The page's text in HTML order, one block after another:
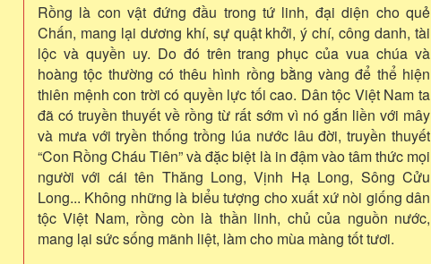
Rồng là con vật đứng đầu trong tứ linh, đại diện cho quẻ
Chấn, mang lại dương khí, sự quật khởi, ý chí, công danh, tài
lộc và quyền uy. Do đó trên trang phục của vua chúa và
hoàng tộc thường có thêu hình rồng bằng vàng để thể hiện
thiên mệnh con trời có quyền lực tối cao. Dân tộc Việt Nam ta
đã có truyền thuyết về rồng từ rất sớm vì nó gắn liền với mây
và mưa với tryền thống trồng lúa nước lâu đời, truyền thuyết
“Con Rồng Cháu Tiên” và đặc biệt là in đậm vào tâm thức mọi
người với cái tên Thăng Long, Vịnh Hạ Long, Sông Cửu
Long... Không những là biểu tượng cho xuất xứ nòi giống dân
tộc Việt Nam, rồng còn là thần linh, chủ của nguồn nước,
mang lại sức sống mãnh liệt, làm cho mùa màng tốt tươi.